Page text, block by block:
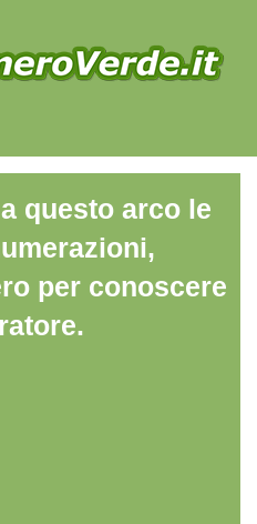
questo arco le
per conoscere